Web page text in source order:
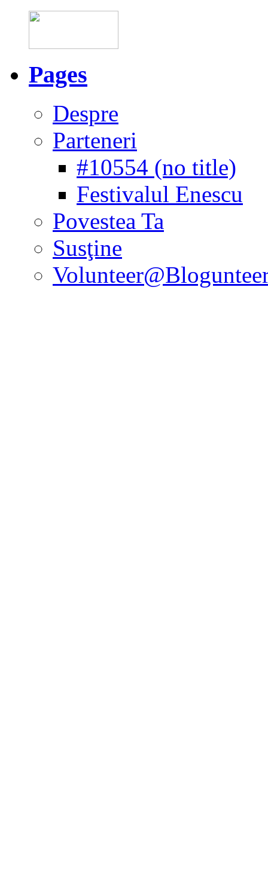
Pages
Despre
Parteneri
#10554 (no title)
Festivalul Enescu
Povestea Ta
Susţine